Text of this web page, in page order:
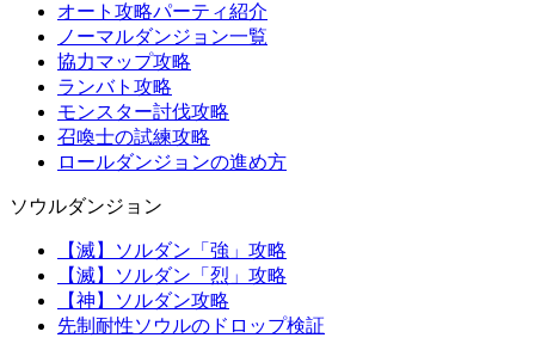
オート攻略パーティ紹介
ノーマルダンジョン一覧
協力マップ攻略
ランバト攻略
モンスター討伐攻略
召喚士の試練攻略
ロールダンジョンの進め方
ソウルダンジョン
【滅】ソルダン「強」攻略
【滅】ソルダン「烈」攻略
【神】ソルダン攻略
先制耐性ソウルのドロップ検証